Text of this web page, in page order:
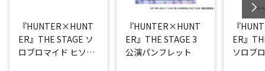
『HUNTER×HUNT
ER』THE STAGE ソ
ロブロマイド ヒソカ
『HUNTER×HUNT
ER』THE STAGE 3
公演パンフレット
『
ER』
ソロブ